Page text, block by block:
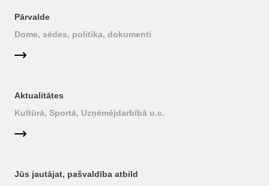
Pārvalde
Dome, sēdes, politika, dokumenti
Aktualitātes
Kultūrā, Sportā, Uzņēmējdarbībā u.c.
Jūs jautājat, pašvaldība atbild